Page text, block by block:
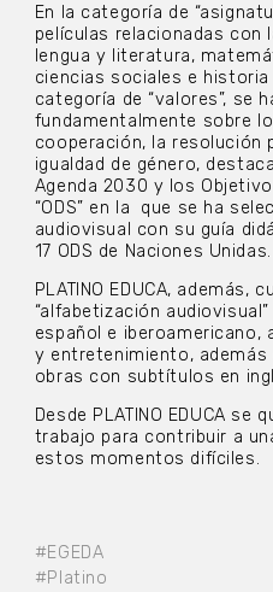
#EGEDA
#Platino
En la categoría de
películas relacionadas con
lengua y literatura,
ciencias sociales e
categoría de “valores”, se
fundamentalmente sobre
cooperación, la resolución
igualdad de género,
Agenda 2030 y los
“ODS” en la que se ha
audiovisual con su guía
17 ODS de Naciones Unidas.
PLATINO EDUCA, además,
“alfabetización
español e iberoamericano,
y entretenimiento,
obras con subtítulos en
Desde PLATINO EDUCA
trabajo para contribuir a
estos momentos difíciles.